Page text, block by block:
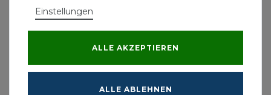
einem Mischventil. Die Temperatur des
Leitungswassers ist zwischen
Betrieb, wenn Leitungswasser benötigt wird, was
den Energieverbrauch reduziert.
Bei der Auswahl einer Leitungswasserstation ist es
Einstellungen
ALLE AKZEPTIEREN
ALLE ABLEHNEN